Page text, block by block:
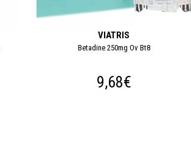
VIATRIS
Betadine 250mg Ov Bt8
9,68€